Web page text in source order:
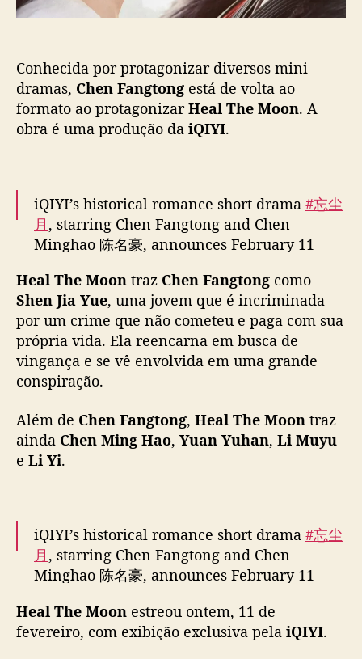
ã
n
r
a
m
e
n
F
n
g
t
o
n
g
t
á
l
t
a
e
“
H
Conhecida por protagonizar diversos mini
dramas, Chen Fangtong está de volta ao
formato ao protagonizarHeal The Moon. A
obra é uma produção da iQIYI.
iQIYI’s historical romance short drama #忘尘
月 , starring Chen Fangtong and Chen
Minghao 陈名豪, announces February 11
— cdrama tweets (@dramapotatoe)February
11, 2025
Heal The Moon traz Chen Fangtong como
Shen Jia Yue, uma jovem que é incriminada
por um crime que não cometeu e paga com sua
própria vida. Ela reencarna em busca de
vingança e se vê envolvida em uma grande
conspiração.
Além de Chen Fangtong, Heal The Moon traz
ainda Chen Ming Hao, Yuan Yuhan, Li Muyu
e Li Yi.
iQIYI’s historical romance short drama #忘尘
月 , starring Chen Fangtong and Chen
Minghao 陈名豪, announces February 11
— cdrama tweets (@dramapotatoe) February
Heal The Moon estreou ontem, 11 de
fevereiro, com exibição exclusiva pela iQIYI.